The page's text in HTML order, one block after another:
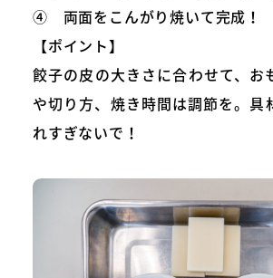
④ 両面をこんがり焼いて完成！
【ポイント】
餃子の皮の大きさに合わせて、お
や切り方、焼き時間は調節を。具
れすぎないで！